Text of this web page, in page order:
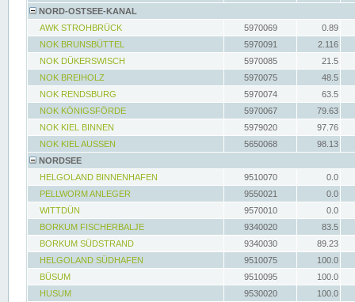
NORD-OSTSEE-KANAL
AWK STROHBRÜCK
5970069
0.89
NOK BRUNSBÜTTEL
5970091
2.116
NOK DÜKERSWISCH
5970085
21.5
NOK BREIHOLZ
5970075
48.5
NOK RENDSBURG
5970074
63.5
NOK KÖNIGSFÖRDE
5970067
79.63
NOK KIEL BINNEN
5979020
97.76
NOK KIEL AUSSEN
5650068
98.13
NORDSEE
HELGOLAND BINNENHAFEN
9510070
0.0
PELLWORM ANLEGER
9550021
0.0
WITTDÜN
9570010
0.0
BORKUM FISCHERBALJE
9340020
83.5
BORKUM SÜDSTRAND
9340030
89.23
HELGOLAND SÜDHAFEN
9510075
100.0
BÜSUM
9510095
100.0
HUSUM
9530020 100.0